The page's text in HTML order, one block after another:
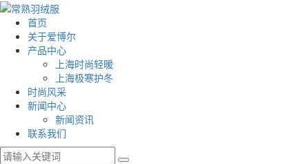
首页
关于爱博尔
产品中心
上海时尚轻暖
上海极寒护冬
时尚风采
新闻中心
新闻资讯
联系我们